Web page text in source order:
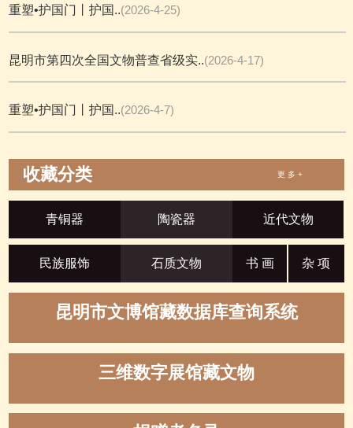
重塑•护国门丨护国..(2026-4-25)
昆明市第四次全国文物普查省级实..(2026-4-17)
重塑•护国门丨护国..(2026-4-7)
收藏分类 更 多 +
青铜器 陶瓷器 近代文物
民族服饰 石质文物 书 画 杂 项
昆明市文博馆藏数据库查询系统
三维数字展馆藏文物